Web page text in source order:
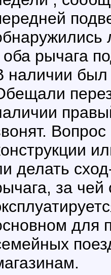
оба рычага
наличии был
делать
за
для